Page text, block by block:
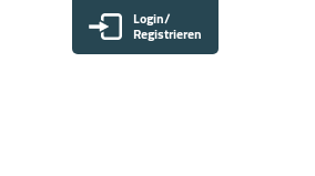
Login/
Registrieren